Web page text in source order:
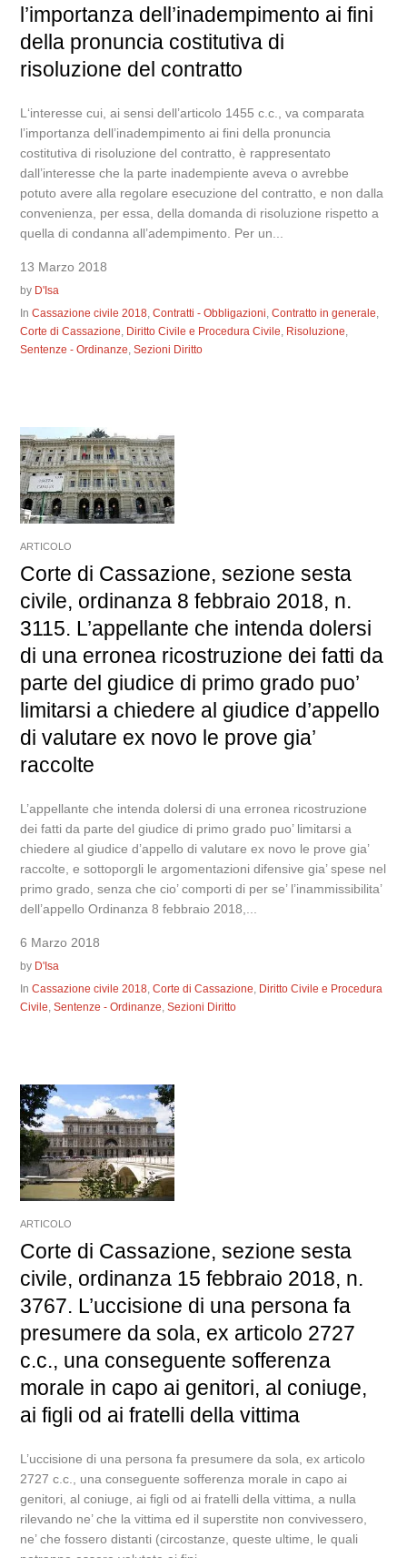
l’importanza dell’inadempimento ai fini
della pronuncia costitutiva di
risoluzione del contratto
L‘interesse cui, ai sensi dell’articolo 1455 c.c., va comparata
l’importanza dell’inadempimento ai fini della pronuncia
costitutiva di risoluzione del contratto, è rappresentato
dall’interesse che la parte inadempiente aveva o avrebbe
potuto avere alla regolare esecuzione del contratto, e non dalla
convenienza, per essa, della domanda di risoluzione rispetto a
quella di condanna all’adempimento. Per un...
13 Marzo 2018
by D'Isa
InCassazione civile 2018,Contratti - Obbligazioni,Contratto in generale,
Corte di Cassazione, Diritto Civile e Procedura Civile, Risoluzione,
Sentenze - Ordinanze,Sezioni Diritto
ARTICOLO
Corte di Cassazione, sezione sesta
civile, ordinanza 8 febbraio 2018, n.
3115. L’appellante che intenda dolersi
di una erronea ricostruzione dei fatti da
parte del giudice di primo grado puo’
limitarsi a chiedere al giudice d’appello
di valutare ex novo le prove gia’
raccolte
L’appellante che intenda dolersi di una erronea ricostruzione
dei fatti da parte del giudice di primo grado puo’ limitarsi a
chiedere al giudice d’appello di valutare ex novo le prove gia’
raccolte, e sottoporgli le argomentazioni difensive gia’ spese nel
primo grado, senza che cio’ comporti di per se’ l’inammissibilita’
dell’appello Ordinanza 8 febbraio 2018,...
6 Marzo 2018
by D'Isa
InCassazione civile 2018,Corte di Cassazione, Diritto Civile e Procedura
Civile,Sentenze - Ordinanze,Sezioni Diritto
ARTICOLO
Corte di Cassazione, sezione sesta
civile, ordinanza 15 febbraio 2018, n.
3767. L’uccisione di una persona fa
presumere da sola, ex articolo 2727
c.c., una conseguente sofferenza
morale in capo ai genitori, al coniuge,
ai figli od ai fratelli della vittima
L’uccisione di una persona fa presumere da sola, ex articolo
2727 c.c., una conseguente sofferenza morale in capo ai
genitori, al coniuge, ai figli od ai fratelli della vittima, a nulla
rilevando ne’ che la vittima ed il superstite non convivessero,
ne’ che fossero distanti (circostanze, queste ultime, le quali